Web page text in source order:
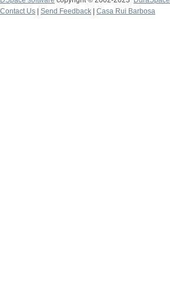
Contact Us
Send Feedback Casa Rui Barbosa